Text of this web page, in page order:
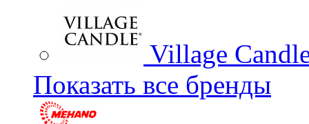
Village
Показать все бренды